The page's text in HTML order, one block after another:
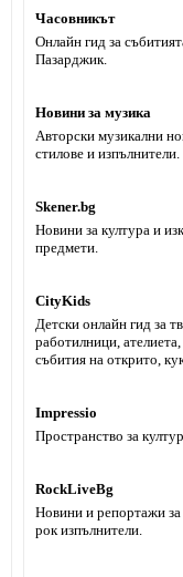
Часовникът
Онлайн гид за
Пазарджик.
Новини за музика
Авторски музикални
стилове и изпълнители.
Skener.bg
Новини за култура и
предмети.
CityKids
Детски онлайн гид за
работилници,
събития на открито,
Impressio
Пространство за
RockLiveBg
Новини и репортажи
рок изпълнители.